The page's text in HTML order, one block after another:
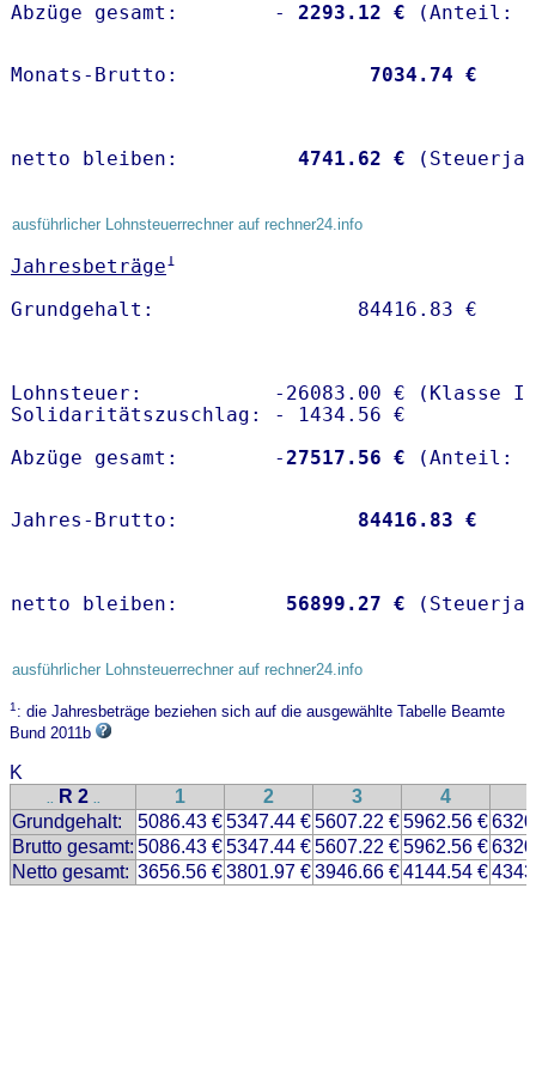
Abzüge gesamt:        -
2293.12 €
Monats-Brutto: 7034.74 €
netto bleiben: 4741.62 €
ausführlicher Lohnsteuerrechner auf rechner24.info
Jahresbeträge1
Lohnsteuer:           -26083.00 € (Klasse I)
Solidaritätszuschlag: - 1434.56 €
Abzüge gesamt:        -27517.56 €
Jahres-Brutto: 84416.83 €
netto bleiben: 56899.27 €
ausführlicher Lohnsteuerrechner auf rechner24.info
1: die Jahresbeträge beziehen sich auf die ausgewählte Tabelle Beamte
Bund 2011b
K
.. R 2 .. 1 2 3 4
Grundgehalt:
5086.43 €5347.44 €5607.22 €5962.56 €
Brutto gesamt: 5086.43 €5347.44 €5607.22 €5962.56 €
Netto gesamt: 3656.56 €3801.97 €3946.66 €4144.54 €